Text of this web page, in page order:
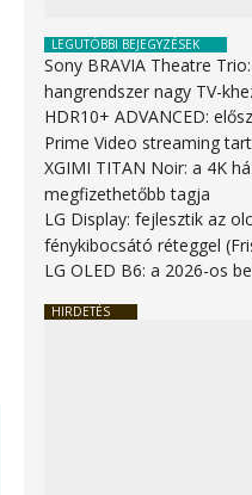
LEGUTÓBBI BEJEGYZÉSEK
Sony BRAVIA Theatre
hangrendszer nagy TV-
HDR10+ ADVANCED:
Prime Video streaming
XGIMI TITAN Noir: a 4K
megfizethetőbb tagja
LG Display: fejlesztik az
fénykibocsátó réteggel
LG OLED B6: a 2026-os
HIRDETÉS